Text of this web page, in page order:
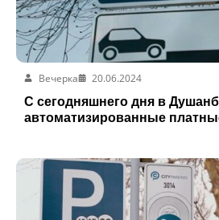
Вечерка
20.06.2024
С сегодняшнего дня в
автоматизированные